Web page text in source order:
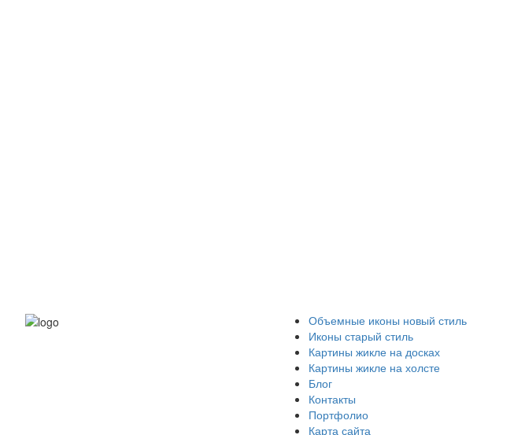
Объемные иконы новый стиль
Иконы старый стиль
Картины жикле на досках
Картины жикле на холсте
Блог
Контакты
Портфолио
Карта сайта